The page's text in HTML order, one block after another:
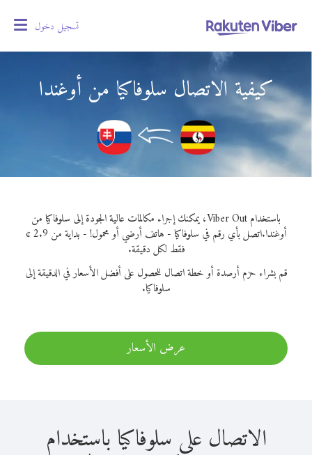
تسجيل دخول
كيفية الاتصال سلوفاكيا من أوغندا
باستخدام Viber Out، يمكنك إجراء مكالمات عالية الجودة إلى سلوفاكيا من
أوغندا.
اتصل بأي رقم في سلوفاكيا - هاتف أرضي أو محمول! - بداية من 2.9 ¢
فقط لكل دقيقة.
قم بشراء حزم أرصدة أو خطة اتصال للحصول على أفضل الأسعار في الدقيقة إلى
سلوفاكيا.
عرض الأسعار
الاتصال على سلوفاكيا باستخدام